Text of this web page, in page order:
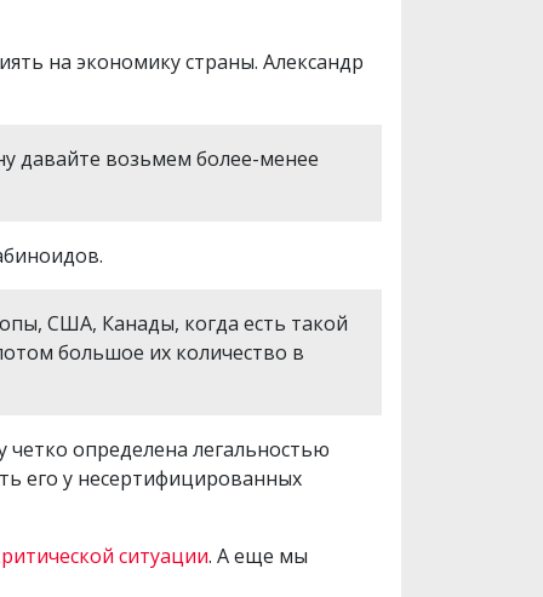
на экономику страны. Александр
давайте возьмем более-менее
США, Канады, когда есть такой
большое их количество в
определена легальностью
его у несертифицированных
ситуации. А еще мы